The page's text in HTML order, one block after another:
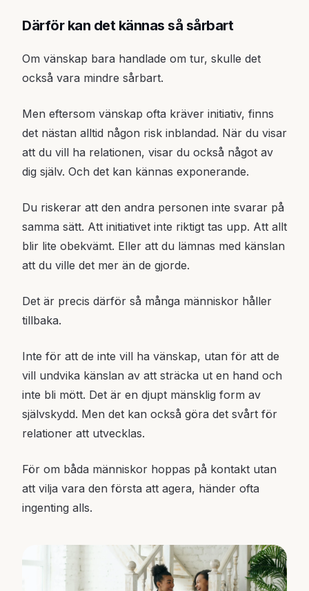
Därför kan det kännas så sårbart
Om vänskap bara handlade om tur, skulle det
också vara mindre sårbart.
Men eftersom vänskap ofta kräver initiativ, finns
det nästan alltid någon risk inblandad. När du visar
att du vill ha relationen, visar du också något av
dig själv. Och det kan kännas exponerande.
Du riskerar att den andra personen inte svarar på
samma sätt. Att initiativet inte riktigt tas upp. Att allt
blir lite obekvämt. Eller att du lämnas med känslan
att du ville det mer än de gjorde.
Det är precis därför så många människor håller
tillbaka.
Inte för att de inte vill ha vänskap, utan för att de
vill undvika känslan av att sträcka ut en hand och
inte bli mött. Det är en djupt mänsklig form av
självskydd. Men det kan också göra det svårt för
relationer att utvecklas.
För om båda människor hoppas på kontakt utan
att vilja vara den första att agera, händer ofta
ingenting alls.